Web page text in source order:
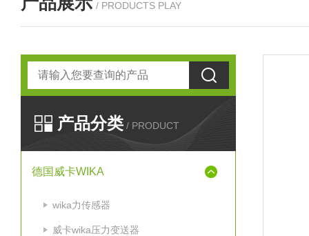
/ PRODUCTS PLAY
产品分类 / PRODUCT
德国威卡WIKA
wika力传感器
威卡wika压力变送器